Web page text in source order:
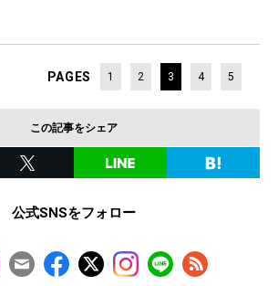
PAGES 1 2 3 4 5
この記事をシェア
公式SNSをフォロー